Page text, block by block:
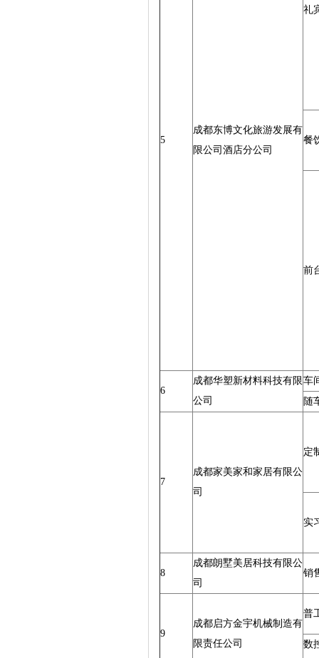
5
成都东博文化旅游发展有
限公司酒店分公司
礼
餐
前
6
成都华塑新材料科技有限
公司
车
随
7
成都家美家和家居有限公
司
定
实
8
成都朗墅美居科技有限公
司
销
9
成都启方金宇机械制造有
限责任公司
普
数